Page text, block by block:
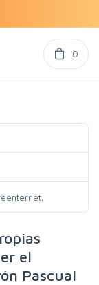
0
,
el
Pascual